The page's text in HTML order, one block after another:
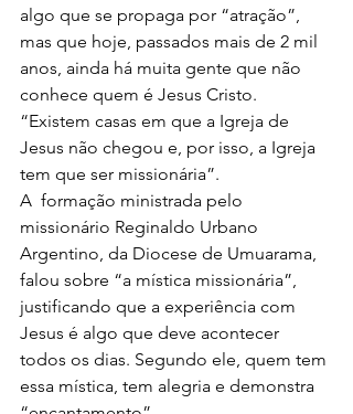
algo que se propaga por “atração”,
mas que hoje, passados mais de 2 mil
anos, ainda há muita gente que não
conhece quem é Jesus Cristo.
“Existem casas em que a Igreja de
Jesus não chegou e, por isso, a Igreja
tem que ser missionária”.
A  formação ministrada pelo
missionário Reginaldo Urbano
Argentino, da Diocese de Umuarama,
falou sobre “a mística missionária”,
justificando que a experiência com
Jesus é algo que deve acontecer
todos os dias. Segundo ele, quem tem
essa mística, tem alegria e demonstra